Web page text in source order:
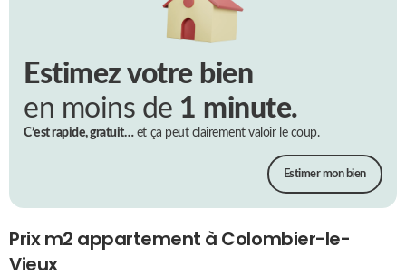
Estimez votre bien
en moins de 1 minute.
C’est rapide, gratuit…et ça peut clairement valoir le coup.
Estimer mon bien
Prix m2 appartement à Colombier-le-
Vieux